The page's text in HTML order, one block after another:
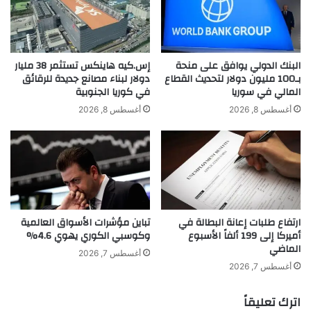
⸻
تنويع استراتيجي من مشروبات الطاقة إلى
منذ انطلاقها في عام 2018، نجحت “ريبل” في
بناء حضور قوي من خلال تقديم أكياس نيكوتين
خالية من التبغ، متوفرة بـ 22 نكهة تشمل “فريز
ر
ا
ل
ح
ب
.
و
ث
ا
ن
ة
ل
ب
ي
ة
ت
ه
د
د
البنك الدولي يوافق على منحة
بـ100 مليون دولار لتحديث القطاع
المالي في سوريا
أغسطس 8, 2026
إس.كيه هاينكس تستثمر 38 مليار
دولار لبناء مصانع جديدة للرقائق
في كوريا الجنوبية
أغسطس 8, 2026
ارتفاع طلبات إعانة البطالة في
أميركا إلى 199 ألفاً الأسبوع
الماضي
أغسطس 7, 2026
تباين مؤشرات الأسواق العالمية
وكوسبي الكوري يهوي 4.6%
أغسطس 7, 2026
اترك تعليقاً